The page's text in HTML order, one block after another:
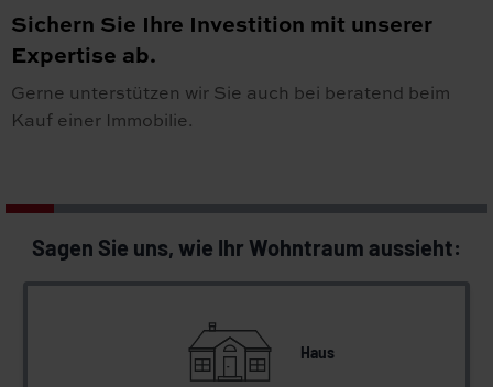
Sichern Sie Ihre Investition mit unserer
Expertise ab.
Gerne unterstützen wir Sie auch bei beratend beim
Kauf einer Immobilie.